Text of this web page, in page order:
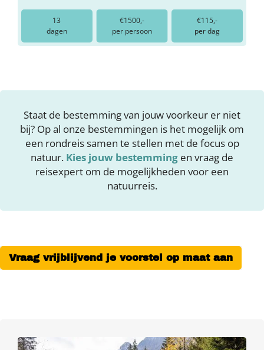
13
dagen
€1500,-
per persoon
€115,-
per dag
Staat de bestemming van jouw voorkeur er niet
bij? Op al onze bestemmingen is het mogelijk om
een rondreis samen te stellen met de focus op
natuur. Kies jouw bestemming en vraag de
reisexpert om de mogelijkheden voor een
natuurreis.
Vraag vrijblijvend je voorstel op maat aan